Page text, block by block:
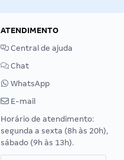
ATENDIMENTO
Central de ajuda
Chat
WhatsApp
E-mail
Horário de atendimento:
segunda a sexta (8h às 20h),
sábado (9h às 13h).